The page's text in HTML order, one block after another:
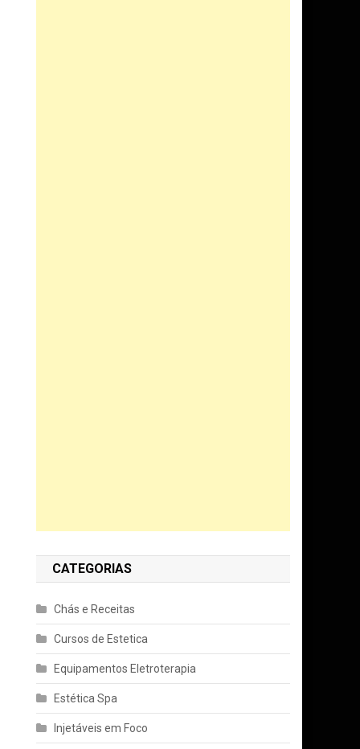
CATEGORIAS
Chás e Receitas
Cursos de Estetica
Equipamentos Eletroterapia
Estética Spa
Injetáveis em Foco